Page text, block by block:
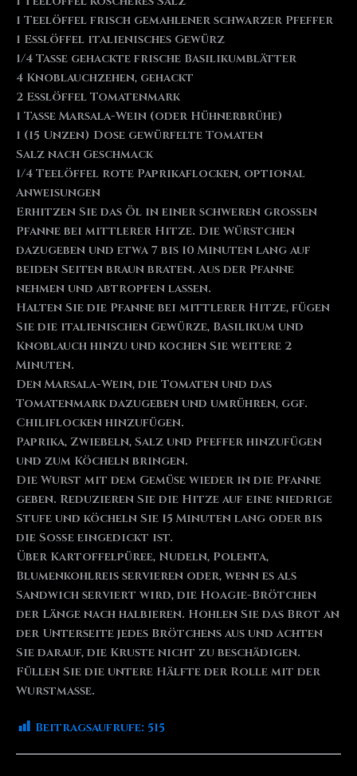
1 Teelöffel frisch gemahlener schwarzer Pfeffer
1 Esslöffel italienisches Gewürz
1/4 Tasse gehackte frische Basilikumblätter
4 Knoblauchzehen, gehackt
2 Esslöffel Tomatenmark
1 Tasse Marsala-Wein (oder Hühnerbrühe)
1 (15 Unzen) Dose gewürfelte Tomaten
Salz nach Geschmack
1/4 Teelöffel rote Paprikaflocken, optional
Anweisungen
Erhitzen Sie das Öl in einer schweren großen
Pfanne bei mittlerer Hitze. Die Würstchen
dazugeben und etwa 7 bis 10 Minuten lang auf
beiden Seiten braun braten. Aus der Pfanne
nehmen und abtropfen lassen.
Halten Sie die Pfanne bei mittlerer Hitze, fügen
Sie die italienischen Gewürze, Basilikum und
Knoblauch hinzu und kochen Sie weitere 2
Minuten.
Den Marsala-Wein, die Tomaten und das
Tomatenmark dazugeben und umrühren, ggf.
Chiliflocken hinzufügen.
Paprika, Zwiebeln, Salz und Pfeffer hinzufügen
und zum Köcheln bringen.
Die Wurst mit dem Gemüse wieder in die Pfanne
geben. Reduzieren Sie die Hitze auf eine niedrige
Stufe und köcheln Sie 15 Minuten lang oder bis
die Soße eingedickt ist.
Über Kartoffelpüree, Nudeln, Polenta,
Blumenkohlreis servieren oder, wenn es als
Sandwich serviert wird, die Hoagie-Brötchen
der Länge nach halbieren. Hohlen Sie das Brot an
der Unterseite jedes Brötchens aus und achten
Sie darauf, die Kruste nicht zu beschädigen.
Füllen Sie die untere Hälfte der Rolle mit der
Wurstmasse.
Beitragsaufrufe: 515